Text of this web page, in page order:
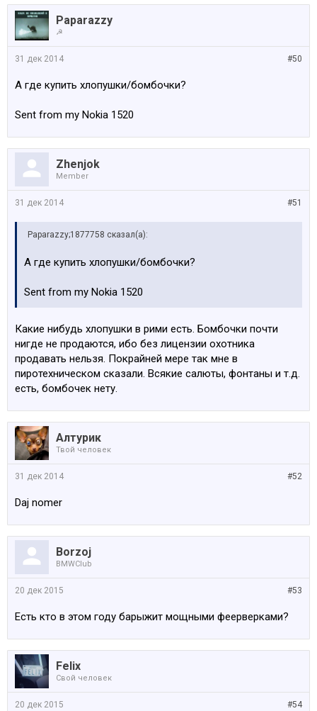
Paparazzy
☭
#50
31 дек 2014
А где купить хлопушки/бомбочки?
Sent from my Nokia 1520
Zhenjok
Member
#51
31 дек 2014
Paparazzy;1877758 сказал(а):
А где купить хлопушки/бомбочки?
Sent from my Nokia 1520
Какие нибудь хлопушки в рими есть. Бомбочки почти
нигде не продаются, ибо без лицензии охотника
продавать нельзя. Покрайней мере так мне в
пиротехническом сказали. Всякие салюты, фонтаны и т.д.
есть, бомбочек нету.
Алтурик
Твой человек
#52
31 дек 2014
Daj nomer
Borzoj
BMWClub
#53
20 дек 2015
Есть кто в этом году барыжит мощными феерверками?
Felix
Свой человек
#54
20 дек 2015